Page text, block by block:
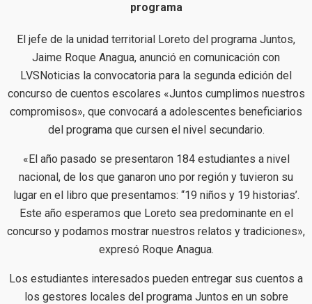
programa
El jefe de la unidad territorial Loreto del programa Juntos,
Jaime Roque Anagua, anunció en comunicación con
LVSNoticias la convocatoria para la segunda edición del
concurso de cuentos escolares «Juntos cumplimos nuestros
compromisos», que convocará a adolescentes beneficiarios
del programa que cursen el nivel secundario.
«El año pasado se presentaron 184 estudiantes a nivel
nacional, de los que ganaron uno por región y tuvieron su
lugar en el libro que presentamos: “19 niños y 19 historias’.
Este año esperamos que Loreto sea predominante en el
concurso y podamos mostrar nuestros relatos y tradiciones»,
expresó Roque Anagua.
Los estudiantes interesados pueden entregar sus cuentos a
los gestores locales del programa Juntos en un sobre